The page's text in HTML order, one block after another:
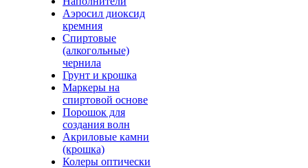
Аэросил диоксид
кремния
Спиртовые
(алкогольные)
чернила
Грунт и крошка
Маркеры на
спиртовой основе
Порошок для
создания волн
Акриловые камни
(крошка)
Колеры оптически